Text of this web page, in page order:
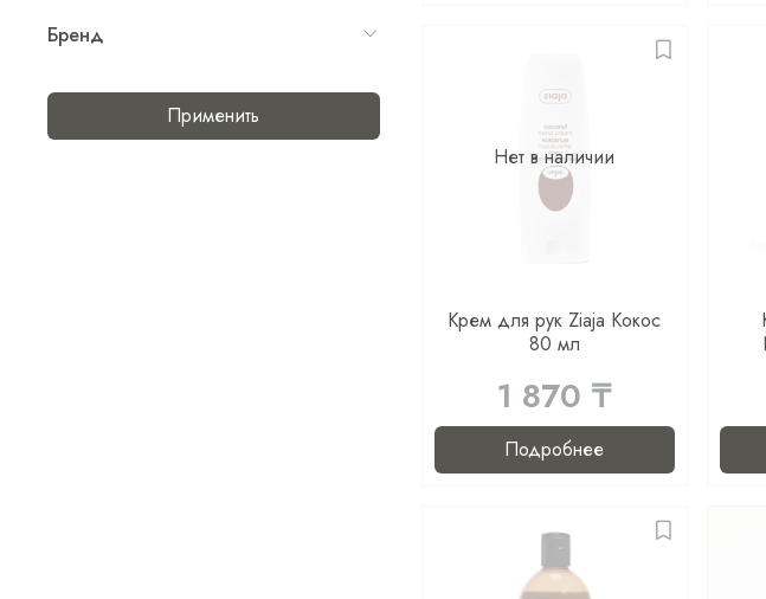
Нет в наличии
Крем для рук Ziaja Кокос
80 мл
1 870 ₸
Подробнее
Бренд
Применить